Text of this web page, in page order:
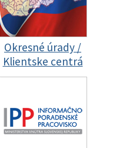
Okresné úrady /
Klientske centrá